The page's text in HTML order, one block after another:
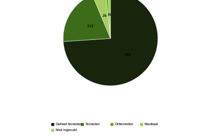
423
113
55
26
Geheel tevreden Tevreden Ontevreden
Neutraal
Niet ingevuld